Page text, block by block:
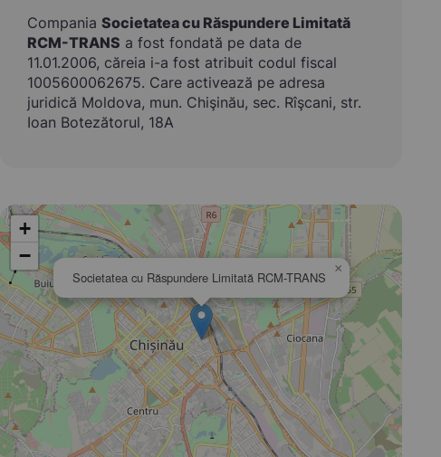
Compania Societatea cu Răspundere Limitată
RCM-TRANS a fost fondată pe data de
11.01.2006, căreia i-a fost atribuit codul fiscal
1005600062675. Care activează pe adresa
juridică Moldova, mun. Chişinău, sec. Rîşcani, str.
Ioan Botezătorul, 18A
Societatea cu Răspundere Limitată RCM-TRANS
×
+
−